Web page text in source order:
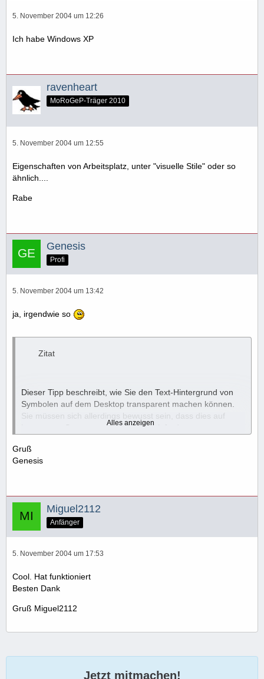
5. November 2004 um 12:26
Ich habe Windows XP
ravenheart
MoRoGeP-Träger 2010
5. November 2004 um 12:55
Eigenschaften von Arbeitsplatz, unter "visuelle Stile" oder so
ähnlich....
Rabe
Genesis
Profi
5. November 2004 um 13:42
ja, irgendwie so
Zitat
Dieser Tipp beschreibt, wie Sie den Text-Hintergrund von
Symbolen auf dem Desktop transparent machen können.
Sie müssen sich allerdings bewusst sein, dass dies auf
langsamen System etwas Leistung einfordert.
Klicken Sie rechts auf das Symbol Arbeitsplatz auf dem
Desktop und wählen Sie Eigenschaften im Kontextmenü. Im
Systemleistung).
(BILD)
Wiederum im neuen Fenster suchen Sie unten in der Liste
nach Durchsichtiger Hintergrund für Symbolunterschriften
Haken beim letzten Eintrag ist, müssen Sie auch dort einen
verwenden). Nun sollte der Hintergrund der Schriften
transparent sein.
(BILD)
Alles anzeigen
Gruß
Genesis
Miguel2112
Anfänger
5. November 2004 um 17:53
Cool. Hat funktioniert
Besten Dank
Gruß Miguel2112
Jetzt mitmachen!